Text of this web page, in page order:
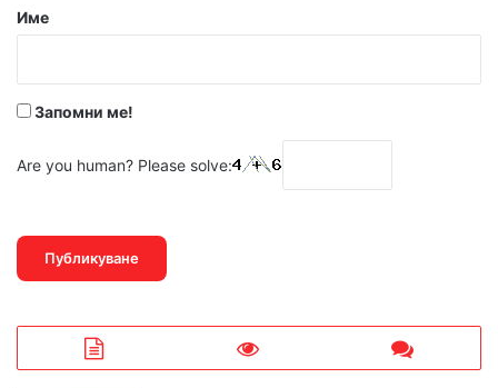
р
Име
Запомни ме!
Are you human? Please solve: